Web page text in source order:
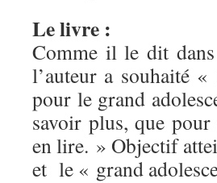
Le livre :
Comme il le dit
l’auteur a souhaité
pour le grand
savoir plus, que
en lire. » Objectif
et le « grand